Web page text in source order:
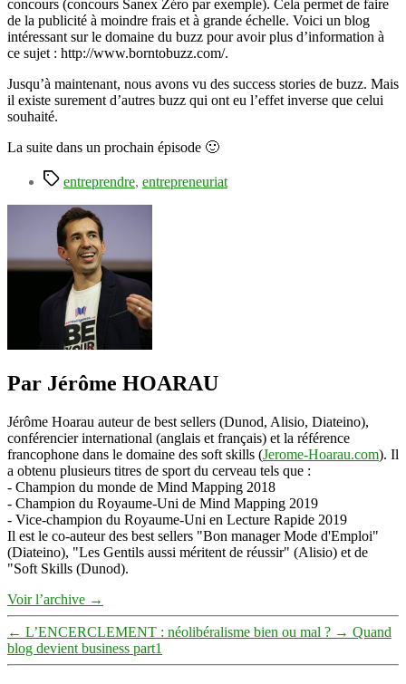
concours (concours Sanex Zéro par exemple). Cela permet de faire
de la publicité à moindre frais et à grande échelle. Voici un blog
intéressant sur le domaine du buzz pour avoir plus d’information à
ce sujet : http://www.borntobuzz.com/.
Jusqu’à maintenant, nous avons vu des success stories de buzz. Mais
il existe surement d’autres buzz qui ont eu l’effet inverse que celui
souhaité.
La suite dans un prochain épisode 🙂
Étiquettes
entreprendre, entrepreneuriat
Par Jérôme HOARAU
Jérôme Hoarau auteur de best sellers (Dunod, Alisio, Diateino),
conférencier international (anglais et français) et la référence
francophone dans le domaine des soft skills (Jerome-Hoarau.com). Il
a obtenu plusieurs titres de sport du cerveau tels que :
- Champion du monde de Mind Mapping 2018
- Champion du Royaume-Uni de Mind Mapping 2019
- Vice-champion du Royaume-Uni en Lecture Rapide 2019
Il est le co-auteur des best sellers "Bon manager Mode d'Emploi"
(Diateino), "Les Gentils aussi méritent de réussir" (Alisio) et de
"Soft Skills (Dunod).
Voir l’archive →
← L’ENCERCLEMENT : néolibéralisme bien ou mal ? → Quand
blog devient business part1